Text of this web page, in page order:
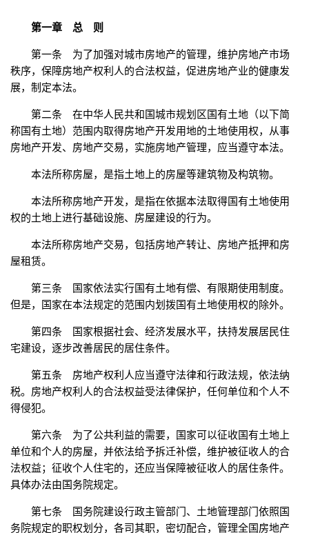
第一章 总 则
第一条 为了加强对城市房地产的管理，维护房地产市场
秩序，保障房地产权利人的合法权益，促进房地产业的健康发
展，制定本法。
第二条 在中华人民共和国城市规划区国有土地（以下简
称国有土地）范围内取得房地产开发用地的土地使用权，从事
房地产开发、房地产交易，实施房地产管理，应当遵守本法。
本法所称房屋，是指土地上的房屋等建筑物及构筑物。
本法所称房地产开发，是指在依据本法取得国有土地使用
权的土地上进行基础设施、房屋建设的行为。
本法所称房地产交易，包括房地产转让、房地产抵押和房
屋租赁。
第三条 国家依法实行国有土地有偿、有限期使用制度。
但是，国家在本法规定的范围内划拨国有土地使用权的除外。
第四条 国家根据社会、经济发展水平，扶持发展居民住
宅建设，逐步改善居民的居住条件。
第五条 房地产权利人应当遵守法律和行政法规，依法纳
税。房地产权利人的合法权益受法律保护，任何单位和个人不
得侵犯。
第六条 为了公共利益的需要，国家可以征收国有土地上
单位和个人的房屋，并依法给予拆迁补偿，维护被征收人的合
法权益；征收个人住宅的，还应当保障被征收人的居住条件。
具体办法由国务院规定。
第七条 国务院建设行政主管部门、土地管理部门依照国
务院规定的职权划分，各司其职，密切配合，管理全国房地产